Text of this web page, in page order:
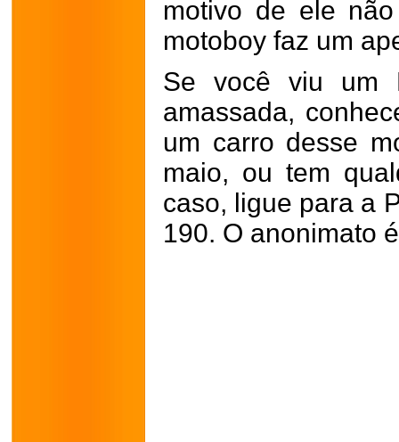
motivo de ele
motoboy faz um
Se você viu um
amassada,
um carro desse
maio, ou tem
caso, ligue para a
190. O anonimato